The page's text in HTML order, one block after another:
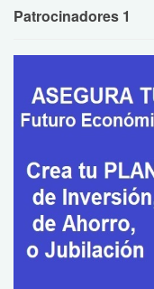
Patrocinadores 1